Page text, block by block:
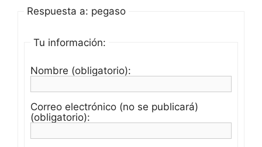
Respuesta a: pegaso
Tu información:
Nombre (obligatorio):
Correo electrónico (no se publicará)
(obligatorio):